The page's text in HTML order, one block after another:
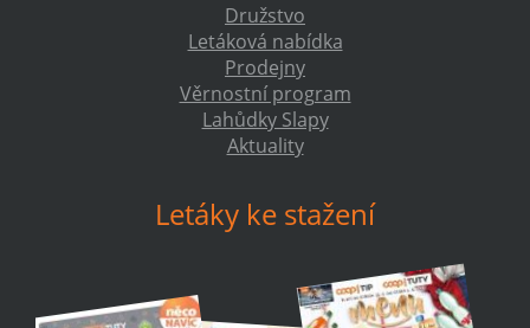
Družstvo
Letáková nabídka
Prodejny
Věrnostní program
Lahůdky Slapy
Aktuality
Letáky ke stažení